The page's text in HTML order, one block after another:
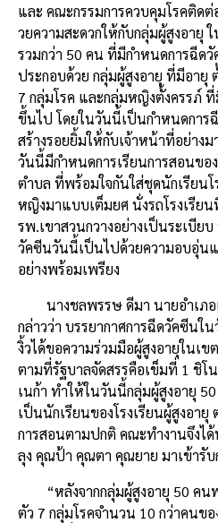
และ คณะกรรมการควบคุมโรคติดต่
วยความสะดวกให้กับกลุ่มผู้สูงอายุ
รวมกว่า 50 คน ที่มีกำหนดการฉีด
ประกอบด้วย กลุ่มผู้สูงอายุ ที่มีอา
7 กลุ่มโรค และกลุ่มหญิงตั้งครรภ์
ขึ้นไป โดยในวันนี้เป็นกำหนดการ
สร้างรอยยิ้มให้่กับเจ้าหน้าที่อย่าง
วันนี้มีกำหนดการเรียนการสอนของ
ตำบล ที่พร้อมใจกันใส่ชุดนักเรียนโ
หญิงมาแบบเต็มยศ นั่งรถโรงเรีย
รพ.เขาสวนกวางอย่างเป็นระเบีย
วัคซีนวันนี้เป็นไปด้วยความอบอุ่น
อย่างพร้อมเพรียง
นางชลพรรษ ดีมา นายอำเภ
กล่าวว่า บรรยากาศการฉีดวัคซีนใ
งิ้วได้ขอความร่วมมือผู้สูงอายุในเ
ตามที่รัฐบาลจัดสรรคือเข็มที่ 1 ชิโ
เนก้า ทำให้ในวันนี้กลุ่มผู้สูงอายุ
เป็นนักเรียนของโรงเรียนผู้สูงอายุ
การสอนตามปกติ คณะทำงานจึงไ
ลุง คุณป้า คุณตา คุณยาย มาเข้ารั
“หลังจากกลุ่มผู้สูงอายุ 50 ค
ตัว 7 กลุ่มโรคจำนวน 10 กว่าคนข